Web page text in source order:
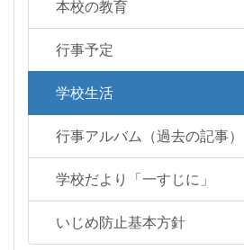
本校の教育
行事予定
学校生活
行事アルバム（過去の記事）
学校だより「一すじに」
いじめ防止基本方針